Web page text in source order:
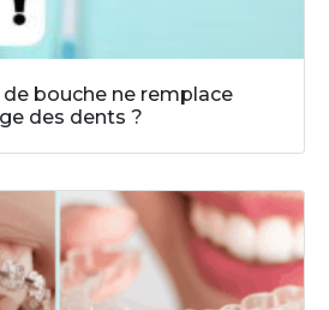
bouche ne remplace
des dents ?